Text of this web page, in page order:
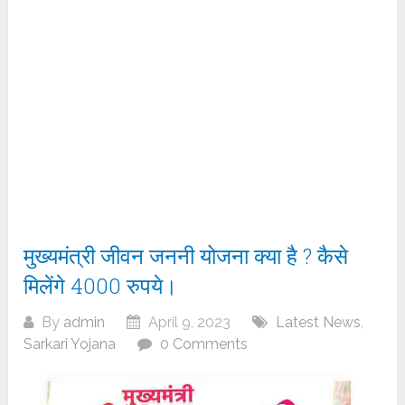
मुख्यमंत्री जीवन जननी योजना क्या है ? कैसे
मिलेंगे 4000 रुपये।
By admin April 9, 2023 Latest News,
Sarkari Yojana
0 Comments